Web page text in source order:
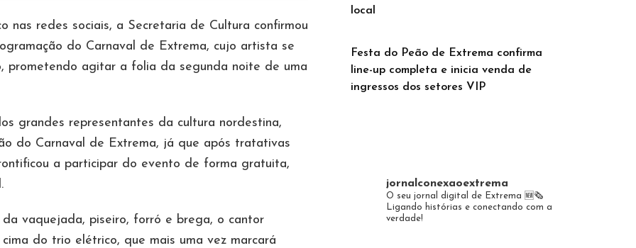
nas redes sociais, a Secretaria de Cultura confirmou
do Carnaval de Extrema, cujo artista se
prometendo agitar a folia da segunda noite de uma
grandes representantes da cultura nordestina,
do Carnaval de Extrema, já que após tratativas
a participar do evento de forma gratuita,
vaquejada, piseiro, forró e brega, o cantor
do trio elétrico, que mais uma vez marcará
local
Festa do Peão de Extrema confirma
line-up completa e inicia venda de
ingressos dos setores VIP
jornalconexaoextrema
O seu jornal digital de Extrema 🆕️🗞
Ligando histórias e conectando com a
verdade!